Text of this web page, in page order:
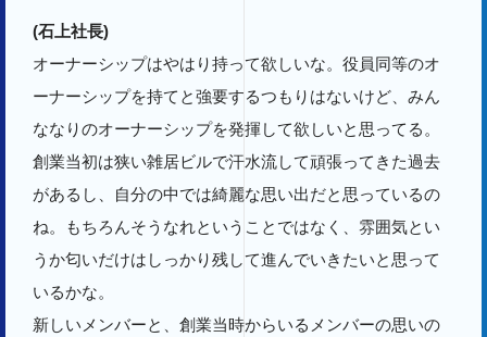
(石上社長)
オーナーシップはやはり持って欲しいな。役員同等のオ
ーナーシップを持てと強要するつもりはないけど、みん
ななりのオーナーシップを発揮して欲しいと思ってる。
創業当初は狭い雑居ビルで汗水流して頑張ってきた過去
があるし、自分の中では綺麗な思い出だと思っているの
ね。もちろんそうなれということではなく、雰囲気とい
うか匂いだけはしっかり残して進んでいきたいと思って
いるかな。
新しいメンバーと、創業当時からいるメンバーの思いの